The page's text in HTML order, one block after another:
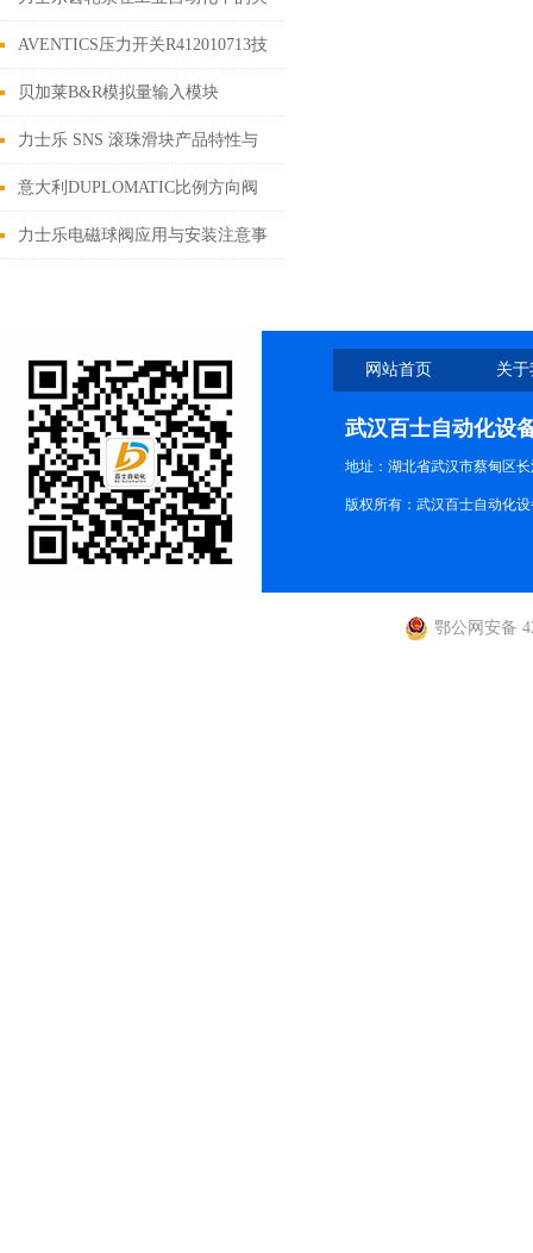
键作用
AVENTICS压力开关R412010713技
术参数
贝加莱B&R模拟量输入模块
X20AI1744技术参数
力士乐 SNS 滚珠滑块产品特性与
多行业应用深度解析
意大利DUPLOMATIC比例方向阀
DSE系列常见问题和解决方法
力士乐电磁球阀应用与安装注意事
网站首页 关
武汉百士自动化设
地址：湖北省武汉市蔡甸区
版权所有：武汉百士自动化
鄂公网安备